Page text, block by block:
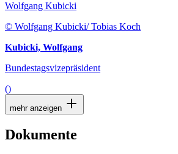
Wolfgang Kubicki
© Wolfgang Kubicki/ Tobias Koch
Kubicki, Wolfgang
Bundestagsvizepräsident
()
mehr anzeigen
Dokumente